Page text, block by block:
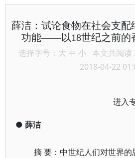
薛洁：试论食物在社会支配
功能——以18世纪之前的
选择字号： 大 中 小 本文共阅读
2018-04-22
进入
● 薛洁
摘 要：中世纪人们对世界